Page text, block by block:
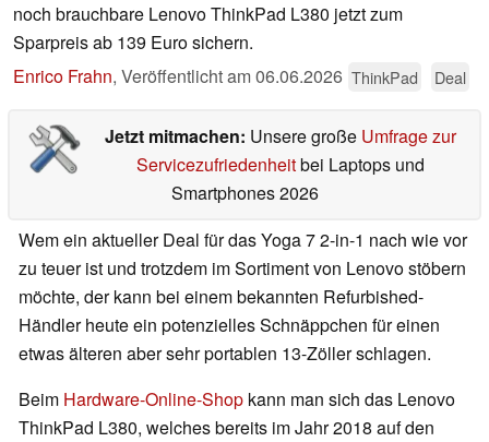
noch brauchbare Lenovo ThinkPad L380 jetzt zum
Sparpreis ab 139 Euro sichern.
Enrico Frahn, Veröffentlicht am06.06.2026 ThinkPad Deal
Jetzt mitmachen: Unsere große Umfrage zur
Servicezufriedenheitbei Laptops und
Smartphones 2026
Wem ein aktueller Deal für das Yoga 7 2-in-1 nach wie vor
zu teuer ist und trotzdem im Sortiment von Lenovo stöbern
möchte, der kann bei einem bekannten Refurbished-
Händler heute ein potenzielles Schnäppchen für einen
etwas älteren aber sehr portablen 13-Zöller schlagen.
Beim Hardware-Online-Shop kann man sich das Lenovo
ThinkPad L380, welches bereits im Jahr 2018 auf den